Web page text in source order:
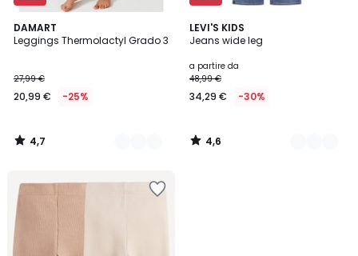
DAMART
Leggings Thermolactyl Grado 3
27,99 €
20,99 € -25%
4,7
/ 5
2
Colori
4,7
/
LEVI'S KIDS
Jeans wide leg
a partire da
48,99 €
34,29 € -30%
4,6
/ 5
3
Colori
4,6
/